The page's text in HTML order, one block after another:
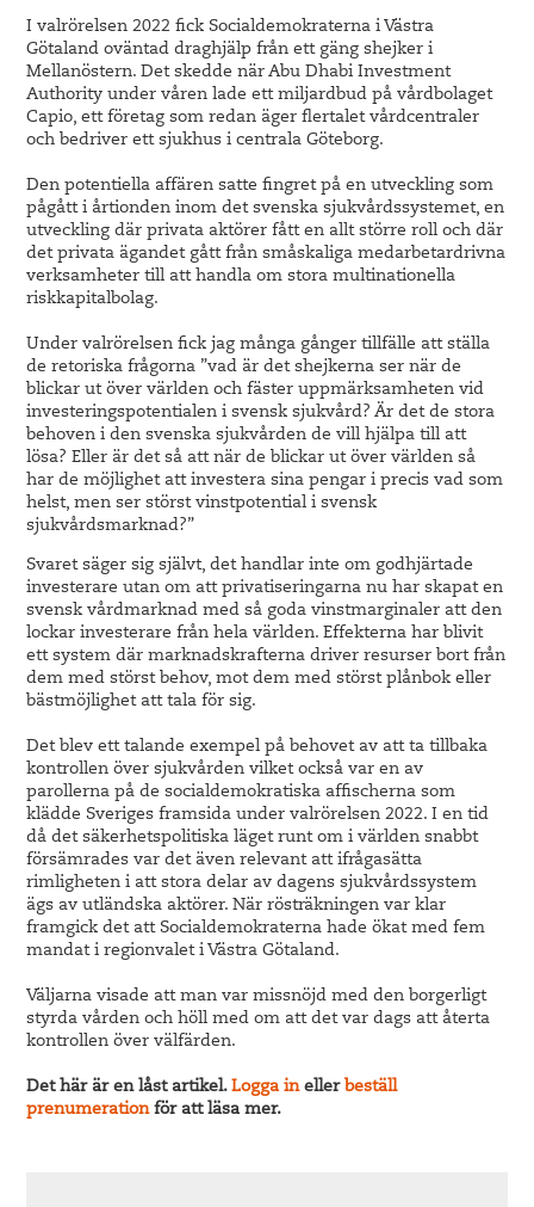
I valrörelsen 2022 fick Socialdemokraterna i Västra
Götaland oväntad draghjälp från ett gäng shejker i
Mellanöstern. Det skedde när Abu Dhabi Investment
Authority under våren lade ett miljardbud på vårdbolaget
Capio, ett företag som redan äger flertalet vårdcentraler
och bedriver ett sjukhus i centrala Göteborg.
Den potentiella affären satte fingret på en utveckling som
pågått i årtionden inom det svenska sjukvårdssystemet, en
utveckling där privata aktörer fått en allt större roll och där
det privata ägandet gått från småskaliga medarbetardrivna
verksamheter till att handla om stora multinationella
riskkapitalbolag.
Under valrörelsen fick jag många gånger tillfälle att ställa
de retoriska frågorna ”vad är det shejkerna ser när de
blickar ut över världen och fäster uppmärksamheten vid
investeringspotentialen i svensk sjukvård? Är det de stora
behoven i den svenska sjukvården de vill hjälpa till att
lösa? Eller är det så att när de blickar ut över världen så
har de möjlighet att investera sina pengar i precis vad som
helst, men ser störst vinstpotential i svensk
sjukvårdsmarknad?”
Svaret säger sig självt, det handlar inte om godhjärtade
investerare utan om att privatiseringarna nu har skapat en
svensk vårdmarknad med så goda vinstmarginaler att den
lockar investerare från hela världen. Effekterna har blivit
ett system där marknadskrafterna driver resurser bort från
dem med störst behov, mot dem med störst plånbok eller
bästmöjlighet att tala för sig.
Det blev ett talande exempel på behovet av att ta tillbaka
kontrollen över sjukvården vilket också var en av
parollerna på de socialdemokratiska affischerna som
klädde Sveriges framsida under valrörelsen 2022. I en tid
då det säkerhetspolitiska läget runt om i världen snabbt
försämrades var det även relevant att ifrågasätta
rimligheten i att stora delar av dagens sjukvårdssystem
ägs av utländska aktörer. När rösträkningen var klar
framgick det att Socialdemokraterna hade ökat med fem
mandat i regionvalet i Västra Götaland.
Väljarna visade att man var missnöjd med den borgerligt
styrda vården och höll med om att det var dags att återta
kontrollen över välfärden.
Det här är en låst artikel.Logga ineller beställ
prenumerationför att läsa mer.